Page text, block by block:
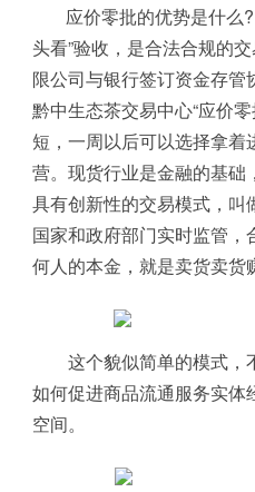
应价零批的优势是什么
头看”验收，是合法合规的
限公司与银行签订资金存
黔中生态茶交易中心“应价
短，一周以后可以选择拿
营。现货行业是金融的基
具有创新性的交易模式，
国家和政府部门实时监管
何人的本金，就是卖货卖货
这个貌似简单的模式，
如何促进商品流通服务实体
空间。